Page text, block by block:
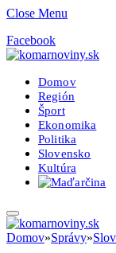
Close Menu
Facebook
Domov
Región
Šport
Ekonomika
Politika
Slovensko
Kultúra
Domov»Správy»